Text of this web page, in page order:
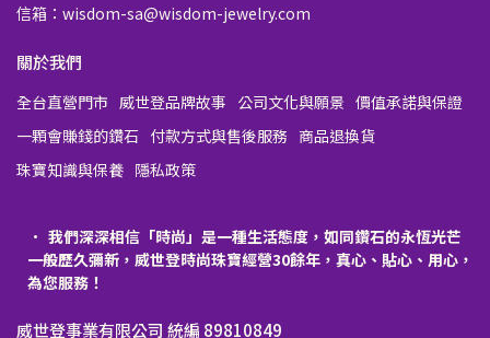
信箱：wisdom-sa@wisdom-jewelry.com
關於我們
全台直營門市 威世登品牌故事 公司文化與願景 價值承諾與保證
一顆會賺錢的鑽石 付款方式與售後服務 商品退換貨
珠寶知識與保養 隱私政策
我們深深相信「時尚」是一種生活態度，如同鑽石的永恆光芒
一般歷久彌新，威世登時尚珠寶經營30餘年，真心、貼心、用心，
為您服務！
威世登事業有限公司 統編 89810849